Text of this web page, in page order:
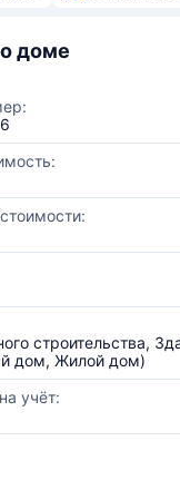
доме
строительства,
дом, Жилой дом)
учёт: